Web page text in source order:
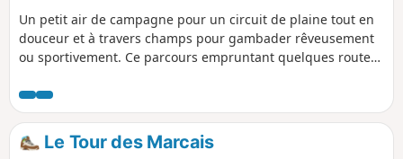
Un petit air de campagne pour un circuit de plaine tout en
douceur et à travers champs pour gambader rêveusement
ou sportivement. Ce parcours empruntant quelques routes
réaliser en toute saison. Au fil de la boucle, vous aurez tout
loisir de découvrir un vignoble qui a du cœur, la Négrette.
Profitez-en pour déguster avec modération.
Le Tour des Marcais